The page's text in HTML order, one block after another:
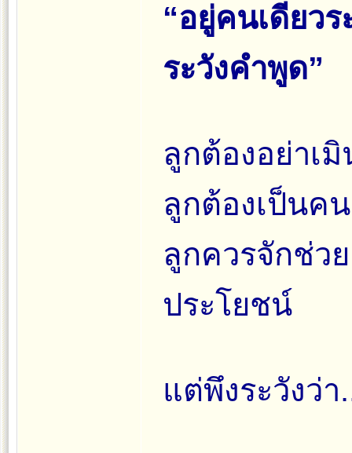
“อยู่คนเดียว
ระวังคำพูด”
ลูกต้องอย่าเ
ลูกต้องเป็นค
ลูกควรจักช่ว
ประโยชน์
แต่พึงระวังว่า